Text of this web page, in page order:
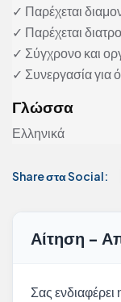
✓ Παρέχεται
✓ Παρέχεται
✓ Σύγχρονο και
✓ Συνεργασία για
Γλώσσα
Ελληνικά
Share στα Social:
Αίτηση -
Σας